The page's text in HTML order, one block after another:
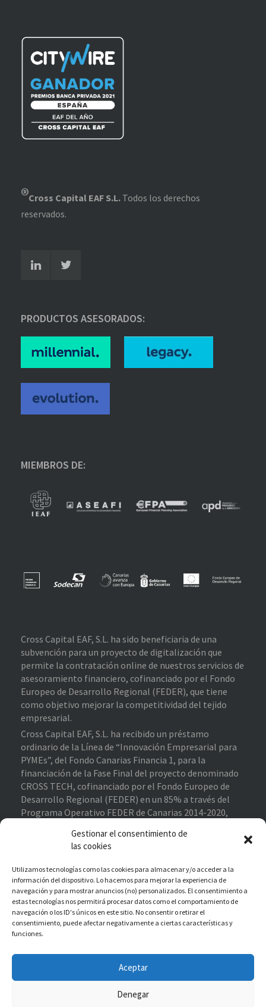
Gestionar el consentimiento de
las cookies
Utilizamos tecnologías como las cookies para almacenar y/o acceder a la
información del dispositivo. Lo hacemos para mejorar la experiencia de
navegación y para mostrar anuncios (no) personalizados. El consentimiento a
estas tecnologías nos permitirá procesar datos como el comportamiento de
navegación o los ID's únicos en este sitio. No consentir o retirar el
consentimiento, puede afectar negativamente a ciertas características y
funciones.
Aceptar
Denegar
®Cross Capital EAF S.L. Todos los derechos
reservados.
PRODUCTOS ASESORADOS:
MIEMBROS DE:
Cross Capital EAF, S.L. ha sido beneficiaria de una
subvención para un proyecto de digitalización que
permite la contratación online de nuestros servicios de
asesoramiento financiero, cofinanciado por el Fondo
Europeo de Desarrollo Regional (FEDER), que tiene
como objetivo mejorar la competitividad del tejido
empresarial.
Cross Capital EAF, S.L. ha recibido un préstamo
ordinario de la Línea de “Innovación Empresarial para
PYMEs”, del Fondo Canarias Financia 1, para la
financiación de la Fase Final del proyecto denominado
CROSS TECH, cofinanciado por el Fondo Europeo de
Desarrollo Regional (FEDER) en un 85% a través del
Programa Operativo FEDER de Canarias 2014-2020,
prioritario 1 “Potenciar la investigación, el desarrollo
tecnológico y la innovación”.
Proyecto Financiado–Enlace de interés
Cross Capital EAF, S.L. ha recibido una subvención
destinada a la reactivación económica de las pymes en
Canarias como parte de la respuesta de la UE a la
recuperación para la cohesión y los territorios de
Europa (REACT-EU), financiada al 100% por el Fondo
Europeo de Desarrollo Regional (FEDER).
Enlace de interés – Subvención REACT